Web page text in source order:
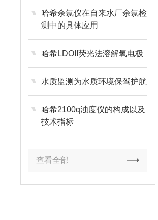
哈希余氯仪在自来水厂余氯检
测中的具体应用
哈希LDOII荧光法溶解氧电极
水质监测为水质环境保驾护航
哈希2100q浊度仪的构成以及
技术指标
查看全部